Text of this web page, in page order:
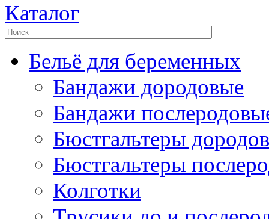
Каталог
Бельё для беременных
Бандажи дородовые
Бандажи
Бюстгальтеры
Бюстгальтеры
Колготки